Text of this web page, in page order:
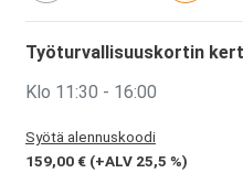
Työturvallisuuskortin
Klo 11:30 - 16:00
Syötä alennuskoodi
159,00 € (+ALV 25,5 %)